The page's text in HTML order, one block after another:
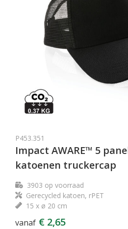
P453.351
Impact AWARE™ 5
katoenen truckercap
3903 op voorraad
Gerecycled katoen, rPET
15 x ø 20 cm
vanaf € 2,65